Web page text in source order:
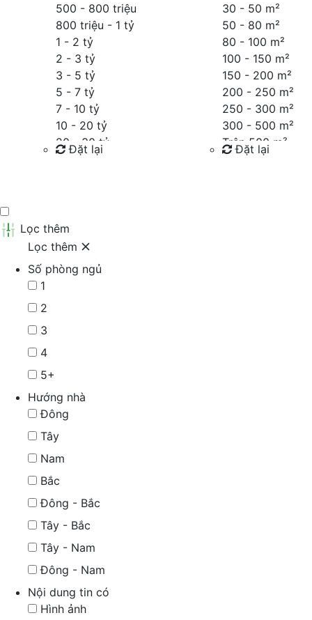
500 - 800 triệu
800 triệu - 1 tỷ
1 - 2 tỷ
2 - 3 tỷ
3 - 5 tỷ
5 - 7 tỷ
7 - 10 tỷ
10 - 20 tỷ
20 - 30 tỷ
30 - 40 tỷ
Đặt lại
30 - 50 m²
50 - 80 m²
80 - 100 m²
100 - 150 m²
150 - 200 m²
200 - 250 m²
250 - 300 m²
300 - 500 m²
Trên 500 m²
Đặt lại
Lọc thêm
Lọc thêm
Số phòng ngủ
1
2
3
4
5+
Hướng nhà
Đông
Tây
Nam
Bắc
Đông - Bắc
Tây - Bắc
Tây - Nam
Đông - Nam
Nội dung tin có
Hình ảnh